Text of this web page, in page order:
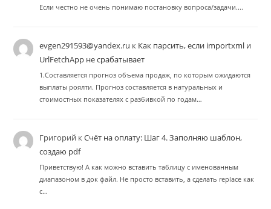
Если честно не очень понимаю постановку вопроса/задачи....
evgen291593@yandex.ru к Как парсить, если importxml и
UrlFetchApp не срабатывает
1.Составляется прогноз объема продаж, по которым ожидаются
выплаты роялти. Прогноз составляется в натуральных и
стоимостных показателях с разбивкой по годам…
Григорий кСчёт на оплату: Шаг 4. Заполняю шаблон,
создаю pdf
Приветствую! А как можно вставить таблицу с именованным
диапазоном в док файл. Не просто вставить, а сделать replace как
с…